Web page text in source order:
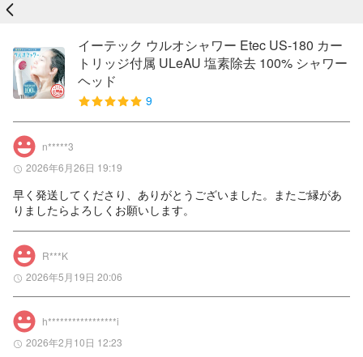
戻る
イーテック ウルオシャワー Etec US-180 カー
トリッジ付属 ULeAU 塩素除去 100% シャワー
ヘッド
9
n*****3
2026年6月26日 19:19
早く発送してくださり、ありがとうございました。またご縁があ
りましたらよろしくお願いします。
R***K
2026年5月19日 20:06
h*****************i
2026年2月10日 12:23